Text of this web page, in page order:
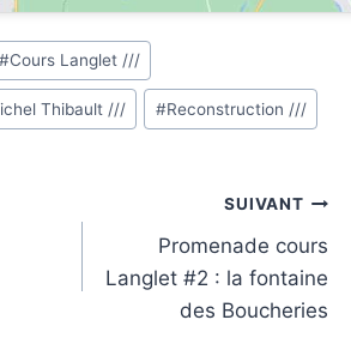
#Cours Langlet ///
Thibault /// #Reconstruction ///
SUIVANT
Promenade cours
Langlet #2 : la fontaine
des Boucheries